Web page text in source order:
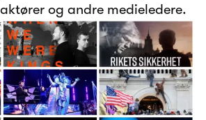
og andre medieledere.